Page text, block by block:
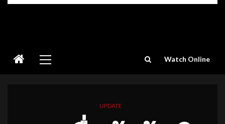
Menu
Watch Online
UPDATE